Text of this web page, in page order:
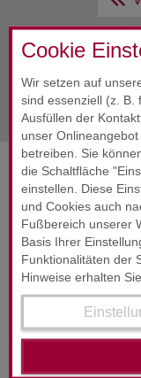
Cookie
Wir setzen auf
sind essenziell (z. B.
Ausfüllen der
unser
betreiben. Sie
die Schaltfläche
einstellen. Diese
und Cookies auch
Fußbereich unserer
Basis Ihrer
Funktionalitäten der
Hinweise erhalten
RUND­UM-